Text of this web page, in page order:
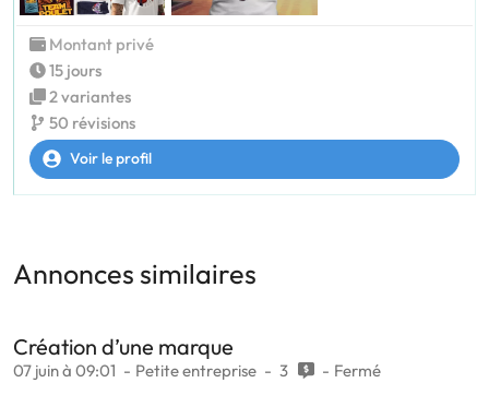
Montant privé
15 jours
2 variantes
50 révisions
Voir le profil
Annonces similaires
Création d’une marque
07 juin à 09:01 Petite entreprise 3 Fermé